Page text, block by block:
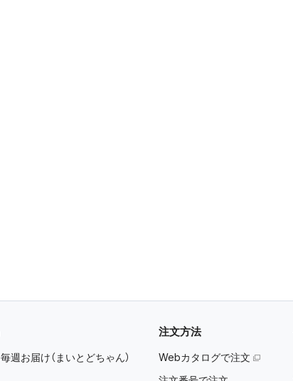
毎週お届け（まいとどちゃん）
注文方法
Webカタログで注文